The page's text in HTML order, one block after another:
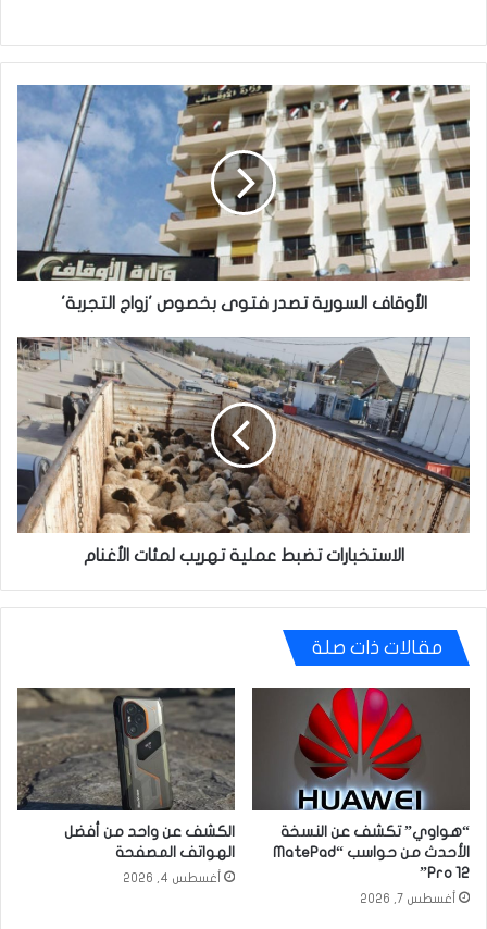
الأوقاف
السورية
تصدر
فتوى
بخصوص
'زواج
التجربة'
الأوقاف السورية تصدر فتوى بخصوص 'زواج التجربة'
الاستخبارات
تضبط
عملية
تهريب
لمئات
الأغنام
الاستخبارات تضبط عملية تهريب لمئات الأغنام
مقالات ذات صلة
“هواوي” تكشف عن النسخة
الأحدث من حواسب “MatePad
Pro 12”
أغسطس 7, 2026
الكشف عن واحد من أفضل
الهواتف المصفحة
أغسطس 4, 2026